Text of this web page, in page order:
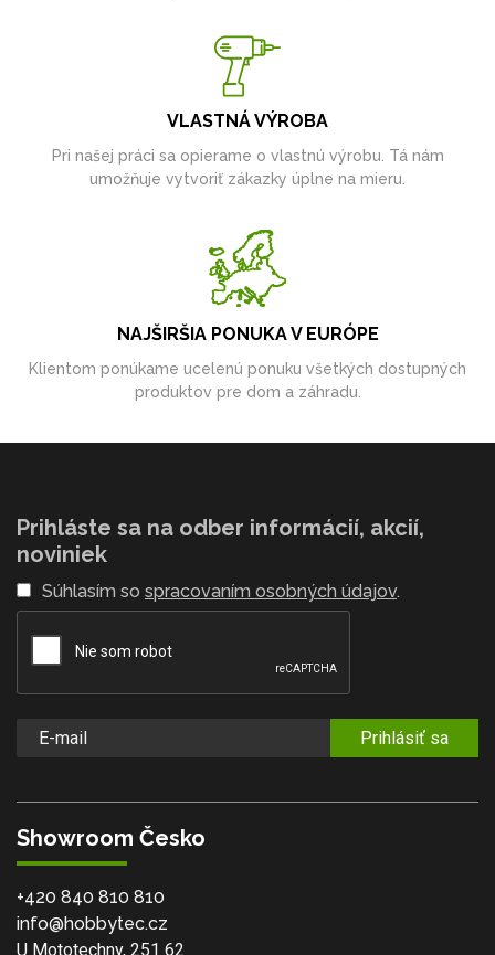
VLASTNÁ VÝROBA
Pri našej práci sa opierame o vlastnú výrobu. Tá nám
umožňuje vytvoriť zákazky úplne na mieru.
NAJŠIRŠIA PONUKA V EURÓPE
Klientom ponúkame ucelenú ponuku všetkých dostupných
produktov pre dom a záhradu.
Prihláste sa na odber informácií, akcií,
noviniek
Súhlasím so spracovaním osobných údajov.
Prihlásiť sa
Showroom Česko
+420 840 810 810
info@hobbytec.cz
U Mototechny, 251 62